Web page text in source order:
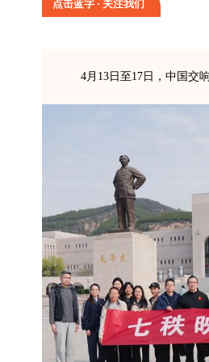
点击蓝字 · 关注我们
4月13日至17日，中国交